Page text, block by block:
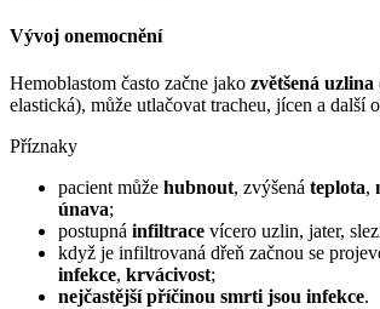
Vývoj onemocnění
Hemoblastom často začne jako zvětšená uzlina
elastická), může utlačovat tracheu, jícen a další
Příznaky
pacient může hubnout, zvýšená teplota,
únava;
postupná infiltrace vícero uzlin, jater,
když je infiltrovaná dřeň začnou se
infekce, krvácivost;
nejčastější příčinou smrti jsou infekce.